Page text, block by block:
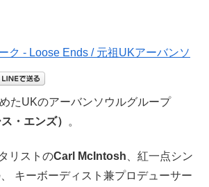
たUKのアーバンソウルグループ
・エンズ）
。
リストのCarl McIntosh 、紅一点シン
、 キーボーディスト兼プロデューサー